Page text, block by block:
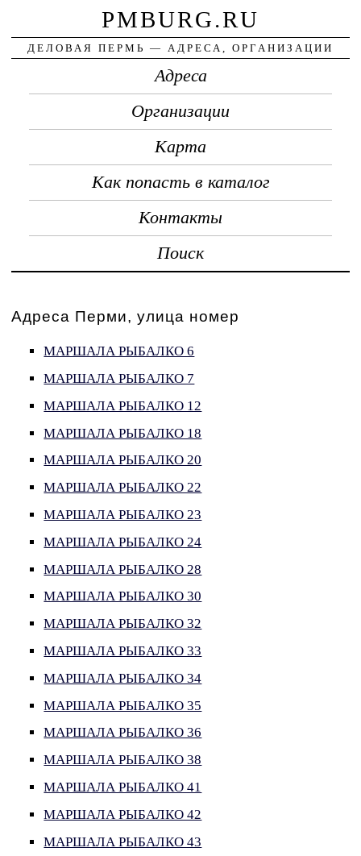
PMBURG.RU
ДЕЛОВАЯ ПЕРМЬ — АДРЕСА, ОРГАНИЗАЦИИ
Адреса
Организации
Карта
Как попасть в каталог
Контакты
Поиск
Адреса Перми, улица номер
МАРШАЛА РЫБАЛКО 6
МАРШАЛА РЫБАЛКО 7
МАРШАЛА РЫБАЛКО 12
МАРШАЛА РЫБАЛКО 18
МАРШАЛА РЫБАЛКО 20
МАРШАЛА РЫБАЛКО 22
МАРШАЛА РЫБАЛКО 23
МАРШАЛА РЫБАЛКО 24
МАРШАЛА РЫБАЛКО 28
МАРШАЛА РЫБАЛКО 30
МАРШАЛА РЫБАЛКО 32
МАРШАЛА РЫБАЛКО 33
МАРШАЛА РЫБАЛКО 34
МАРШАЛА РЫБАЛКО 35
МАРШАЛА РЫБАЛКО 36
МАРШАЛА РЫБАЛКО 38
МАРШАЛА РЫБАЛКО 41
МАРШАЛА РЫБАЛКО 42
МАРШАЛА РЫБАЛКО 43